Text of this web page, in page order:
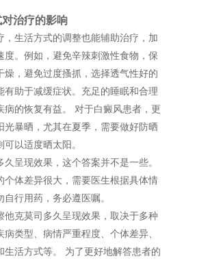
治疗的影响
，生活方式的调整也能辅助治疗，加
度。例如，避免辛辣刺激性食物，保
燥，避免过度搔抓，选择透气性好的
有助于减缓症状。充足的睡眠和合理
病的恢复有益。 对于白癜风患者，更
光暴晒，尤其在夏季，需要做好防晒
以适度晒太阳。
久呈现效果，这个答案并不是一些。
个体差异很大，需要医生根据具体情
自行用药，务必遵医嘱。
他克莫司多久呈现效果，取决于多种
病类型、病情严重程度、个体差异、
生活方式等。 为了更好地解答患者的